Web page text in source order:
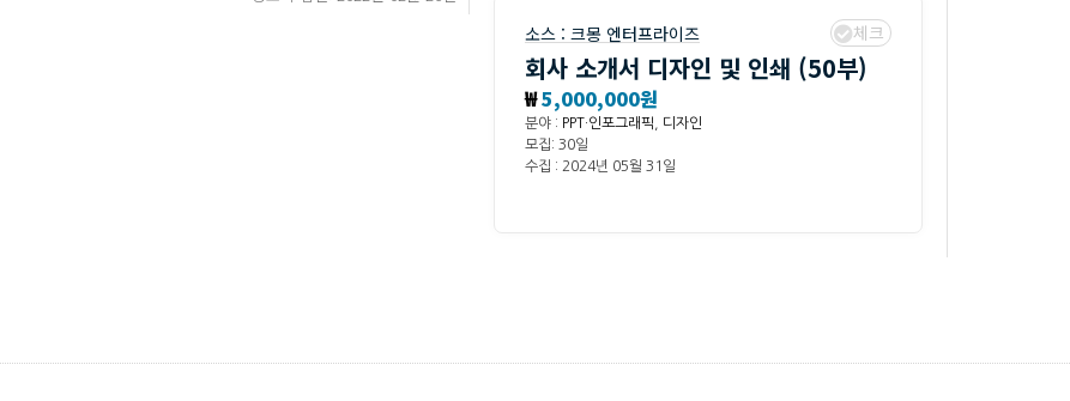
소스 : 크몽 엔터프라이즈 체크
회사 소개서 디자인 및 인쇄 (50부)
₩5,000,000원
분야 : PPT·인포그래픽
디자인
모집: 30일
수집 : 2024년 05월 31일